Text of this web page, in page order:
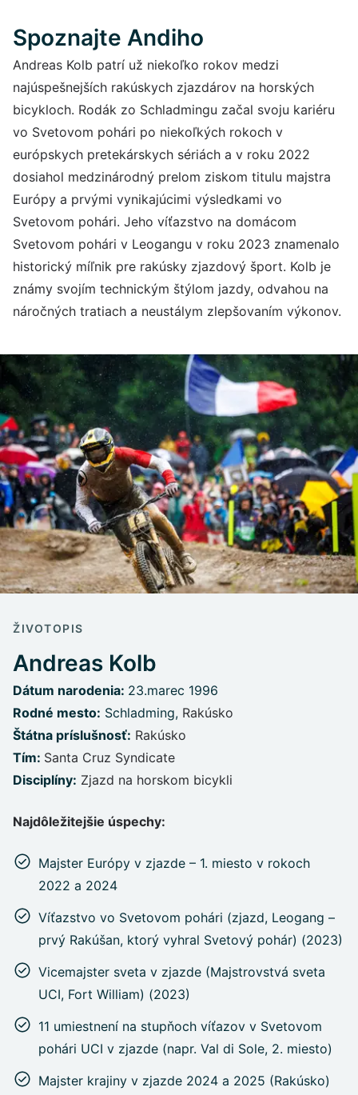
Spoznajte Andiho
Andreas Kolb patrí už niekoľko rokov medzi
najúspešnejších rakúskych zjazdárov na horských
bicykloch. Rodák zo Schladmingu začal svoju kariéru
vo Svetovom pohári po niekoľkých rokoch v
európskych pretekárskych sériách a v roku 2022
dosiahol medzinárodný prelom ziskom titulu majstra
Európy a prvými vynikajúcimi výsledkami vo
Svetovom pohári. Jeho víťazstvo na domácom
Svetovom pohári v Leogangu v roku 2023 znamenalo
historický míľnik pre rakúsky zjazdový šport. Kolb je
známy svojím technickým štýlom jazdy, odvahou na
náročných tratiach a neustálym zlepšovaním výkonov.
ŽIVOTOPIS
Andreas Kolb
Dátum narodenia: 23.marec 1996
Rodné mesto: Schladming, Rakúsko
Štátna príslušnosť: Rakúsko
Tím: Santa Cruz Syndicate
Disciplíny: Zjazd na horskom bicykli
Najdôležitejšie úspechy:
Majster Európy v zjazde – 1. miesto v rokoch
2022 a 2024
Víťazstvo vo Svetovom pohári (zjazd, Leogang –
prvý Rakúšan, ktorý vyhral Svetový pohár) (2023)
Vicemajster sveta v zjazde (Majstrovstvá sveta
UCI, Fort William) (2023)
11 umiestnení na stupňoch víťazov v Svetovom
pohári UCI v zjazde (napr. Val di Sole, 2. miesto)
Majster krajiny v zjazde 2024 a 2025 (Rakúsko)